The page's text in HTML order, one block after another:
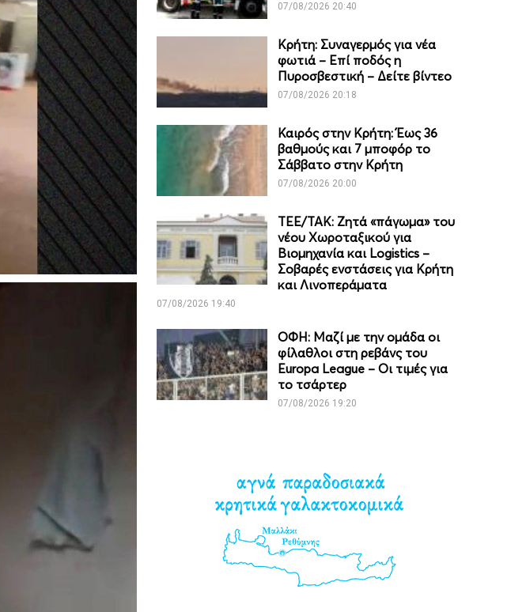
07/08/2026 20:40
Κρήτη: Συναγερμός για νέα
φωτιά – Επί ποδός η
Πυροσβεστική – Δείτε βίντεο
07/08/2026 20:18
Καιρός στην Κρήτη: Έως 36
βαθμούς και 7 μποφόρ το
Σάββατο στην Κρήτη
07/08/2026 20:00
ΤΕΕ/ΤΑΚ: Ζητά «πάγωμα» του
νέου Χωροταξικού για
Βιομηχανία και Logistics –
Σοβαρές ενστάσεις για Κρήτη
και Λινοπεράματα
07/08/2026 19:40
ΟΦΗ: Μαζί με την ομάδα οι
φίλαθλοι στη ρεβάνς του
Europa League – Οι τιμές για
το τσάρτερ
07/08/2026 19:20